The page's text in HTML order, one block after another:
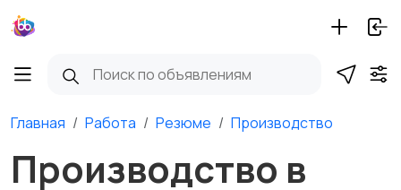
Главная Работа Резюме Производство
Производство в